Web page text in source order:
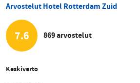
Arvostelut Hotel Rotterdam Zuid
7.6 869 arvostelut
Keskiverto